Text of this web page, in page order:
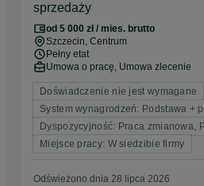
sprzedaży
od 5 000 zł / mies. brutto
Szczecin, Centrum
Pełny etat
Umowa o pracę, Umowa zlecenie
Doświadczenie nie jest wymagane
System wynagrodzeń: Podstawa +
Dyspozycyjność: Praca zmianowa,
Miejsce pracy: W siedzibie firmy
Odświeżono dnia 28 lipca 2026